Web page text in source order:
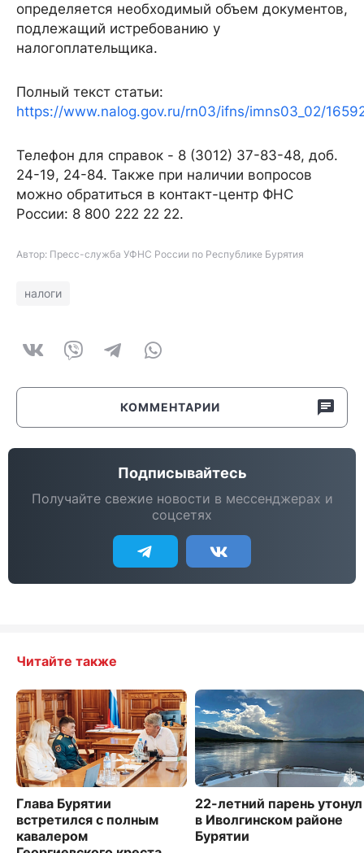
определяется необходимый объем документов,
подлежащий истребованию у
налогоплательщика.
Полный текст статьи:
https://www.nalog.gov.ru/rn03/ifns/imns03_02/
Телефон для справок - 8 (3012) 37-83-48, доб.
24-19, 24-84. Также при наличии вопросов
можно обратиться в контакт-центр ФНС
России: 8 800 222 22 22.
Автор: Пресс-служба УФНС России по Республике Бурятия
налоги
КОММЕНТАРИИ
Подписывайтесь
Получайте свежие новости в мессенджерах и
соцсетях
Читайте также
Глава Бурятии
встретился с полным
кавалером
22-летний парень утонул
в Иволгинском районе
Бурятии